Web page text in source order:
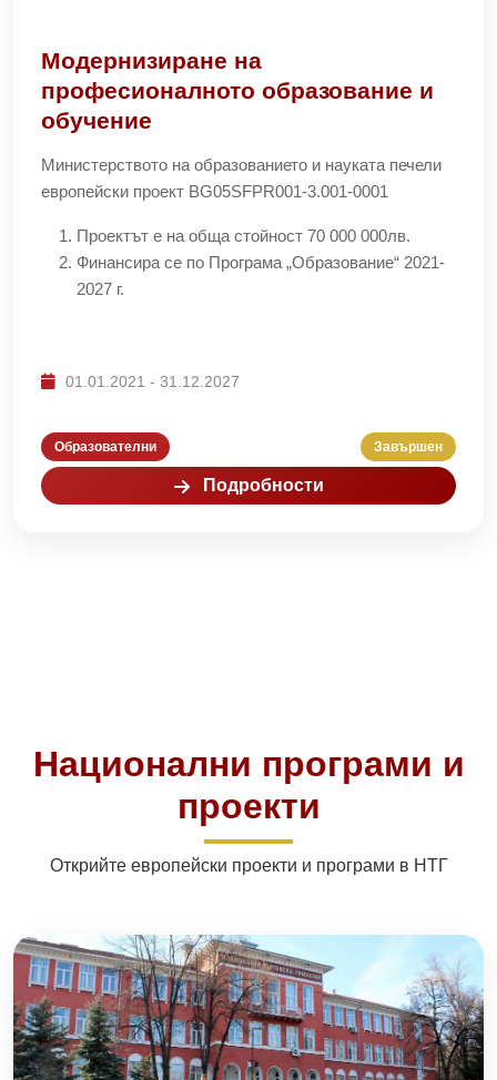
Модернизиране на
професионалното образование и
обучение
Министерството на образованието и науката печели
европейски проект BG05SFPR001-3.001-0001
Проектът е на обща стойност 70 000 000лв.
Финансира се по Програма „Образование“ 2021-
2027 г.
01.01.2021 - 31.12.2027
Образователни Завършен
Подробности
Национални програми и
проекти
Открийте европейски проекти и програми в НТГ